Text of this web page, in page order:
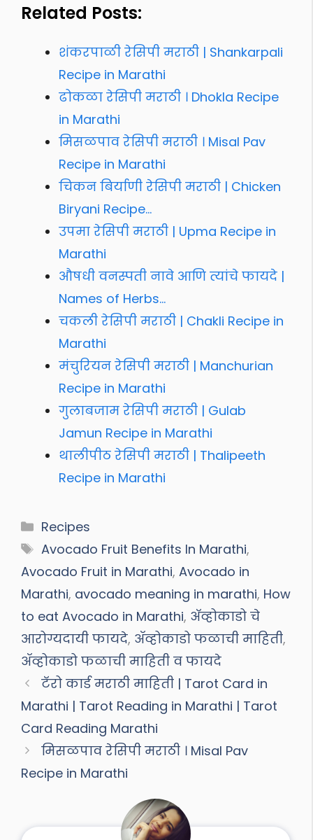
Related Posts:
शंकरपाळी रेसिपी मराठी | Shankarpali
Recipe in Marathi
ढोकळा रेसिपी मराठी । Dhokla Recipe
in Marathi
मिसळपाव रेसिपी मराठी । Misal Pav
Recipe in Marathi
चिकन बिर्याणी रेसिपी मराठी | Chicken
Biryani Recipe…
उपमा रेसिपी मराठी | Upma Recipe in
Marathi
औषधी वनस्पती नावे आणि त्यांचे फायदे |
Names of Herbs…
चकली रेसिपी मराठी | Chakli Recipe in
Marathi
मंचुरियन रेसिपी मराठी | Manchurian
Recipe in Marathi
गुलाबजाम रेसिपी मराठी | Gulab
Jamun Recipe in Marathi
थालीपीठ रेसिपी मराठी | Thalipeeth
Recipe in Marathi
Categories
Recipes
Tags
Avocado Fruit Benefits In Marathi,
Avocado Fruit in Marathi, Avocado in
Marathi, avocado meaning in marathi, How
to eat Avocado in Marathi, अ‍ॅव्होकाडो चे
आरोग्यदायी फायदे, ॲव्होकाडो फळाची माहिती,
ॲव्होकाडो फळाची माहिती व फायदे
टॅरो कार्ड मराठी माहिती | Tarot Card in
Marathi | Tarot Reading in Marathi | Tarot
Card Reading Marathi
मिसळपाव रेसिपी मराठी । Misal Pav
Recipe in Marathi